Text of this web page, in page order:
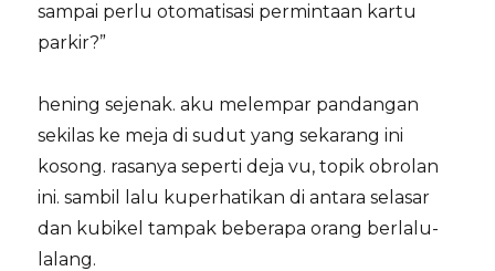
sampai perlu otomatisasi permintaan kartu
parkir?”
hening sejenak. aku melempar pandangan
sekilas ke meja di sudut yang sekarang ini
kosong. rasanya seperti deja vu, topik obrolan
ini. sambil lalu kuperhatikan di antara selasar
dan kubikel tampak beberapa orang berlalu-
lalang.